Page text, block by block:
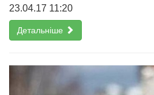
23.04.17 11:20
Детальніше